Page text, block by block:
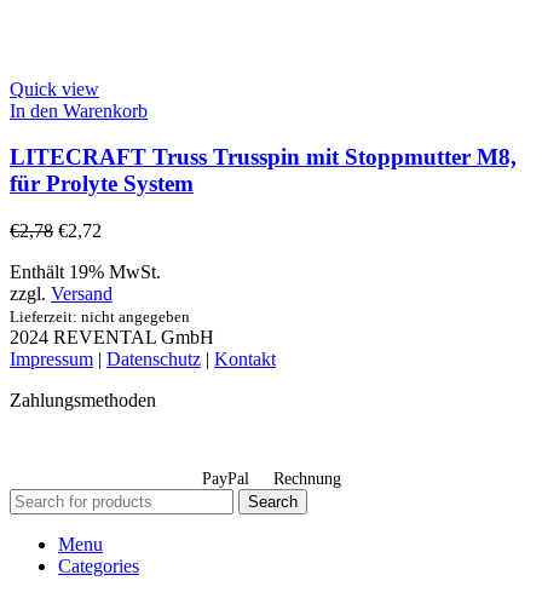
Quick view
In den Warenkorb
LITECRAFT Truss Trusspin mit Stoppmutter M8,
für Prolyte System
€2,78 €2,72
Enthält 19% MwSt.
zzgl. Versand
Lieferzeit: nicht angegeben
2024 REVENTAL GmbH
Impressum | Datenschutz | Kontakt
Zahlungsmethoden
PayPal Rechnung
Search
Menu
Categories